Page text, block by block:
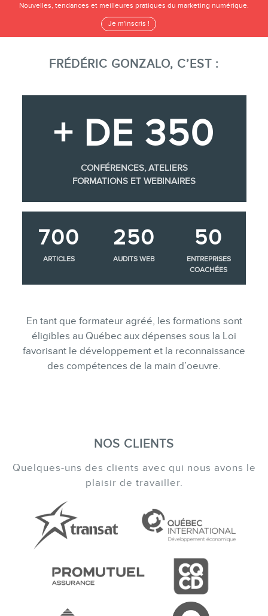
Nouvelles, tendances et meilleures pratiques du marketing numérique.
Je m'inscris !
FRÉDÉRIC GONZALO, C’EST :
+ DE 350
CONFÉRENCES, ATELIERS
FORMATIONS ET WEBINAIRES
700
ARTICLES
250
AUDITS WEB
50
ENTREPRISES
COACHÉES
En tant que formateur agréé, les formations sont
éligibles au Québec aux dépenses sous la Loi
favorisant le développement et la reconnaissance
des compétences de la main d’oeuvre.
NOS CLIENTS
Quelques-uns des clients avec qui nous avons le
plaisir de travailler.